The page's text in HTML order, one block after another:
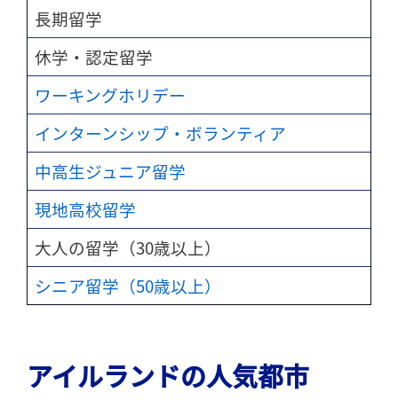
長期留学
休学・認定留学
ワーキングホリデー
インターンシップ・ボランティア
中高生ジュニア留学
現地高校留学
大人の留学（30歳以上）
シニア留学（50歳以上）
アイルランドの人気都市